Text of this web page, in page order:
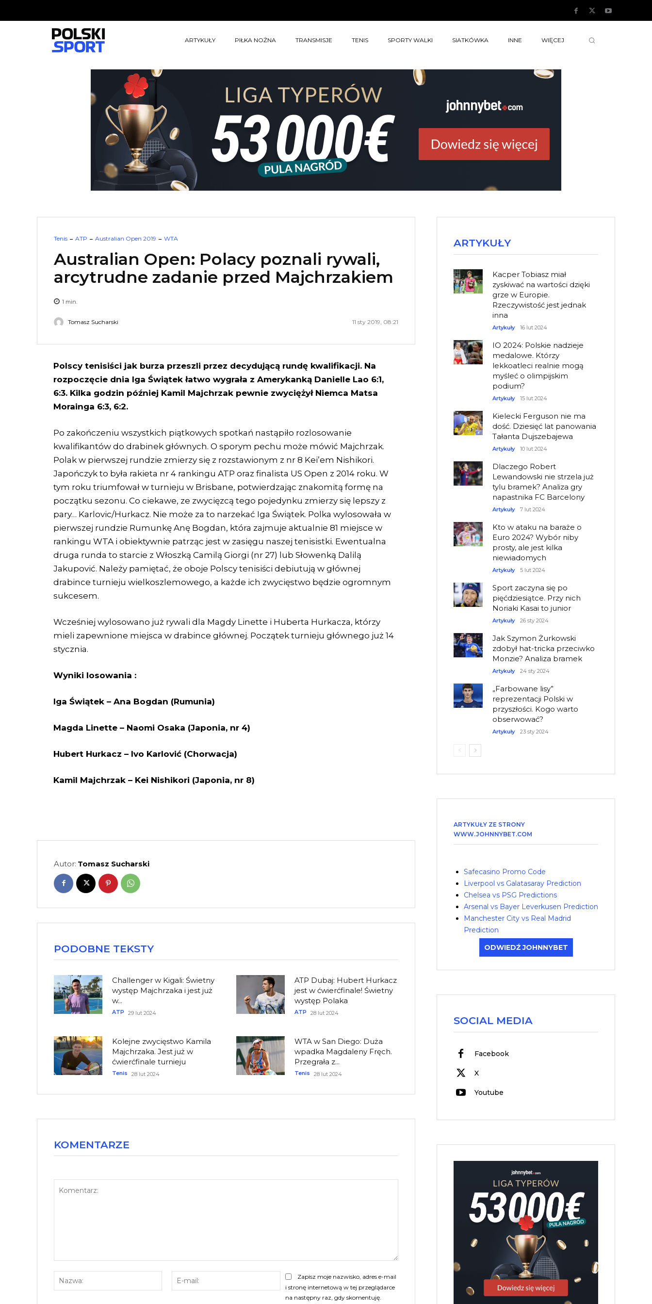
ARTYKUŁY PIŁKA NOŻNA TRANSMISJE TENIS SPORTY WALKI SIATKÓWKA INNE WIĘCEJ
Tenis ATP Australian Open 2019 WTA
Australian Open: Polacy poznali rywali,
arcytrudne zadanie przed Majchrzakiem
1 min.
Tomasz Sucharski 11 sty 2019, 08:21
Polscy tenisiści jak burza przeszli przez decydującą rundę kwalifikacji. Na
rozpoczęcie dnia Iga Świątek łatwo wygrała z Amerykanką Danielle Lao 6:1,
6:3. Kilka godzin później Kamil Majchrzak pewnie zwyciężył Niemca Matsa
Morainga 6:3, 6:2.
Po zakończeniu wszystkich piątkowych spotkań nastąpiło rozlosowanie
kwalifikantów do drabinek głównych. O sporym pechu może mówić Majchrzak.
Polak w pierwszej rundzie zmierzy się z rozstawionym z nr 8 Kei’em Nishikori.
Japończyk to była rakieta nr 4 rankingu ATP oraz finalista US Open z 2014 roku. W
tym roku triumfował w turnieju w Brisbane, potwierdzając znakomitą formę na
początku sezonu. Co ciekawe, ze zwycięzcą tego pojedynku zmierzy się lepszy z
pary… Karlovic/Hurkacz. Nie może za to narzekać Iga Świątek. Polka wylosowała w
pierwszej rundzie Rumunkę Anę Bogdan, która zajmuje aktualnie 81 miejsce w
rankingu WTA i obiektywnie patrząc jest w zasięgu naszej tenisistki. Ewentualna
druga runda to starcie z Włoszką Camilą Giorgi (nr 27) lub Słowenką Dalilą
Jakupović. Należy pamiętać, że oboje Polscy tenisiści debiutują w głównej
drabince turnieju wielkoszlemowego, a każde ich zwycięstwo będzie ogromnym
sukcesem.
Wcześniej wylosowano już rywali dla Magdy Linette i Huberta Hurkacza, którzy
mieli zapewnione miejsca w drabince głównej. Początek turnieju głównego już 14
stycznia.
Wyniki losowania :
Iga Świątek – Ana Bogdan (Rumunia)
Magda Linette – Naomi Osaka (Japonia, nr 4)
Hubert Hurkacz – Ivo Karlović (Chorwacja)
Kamil Majchrzak – Kei Nishikori (Japonia, nr 8)
Autor: Tomasz Sucharski
PODOBNE TEKSTY
Challenger w Kigali: Świetny
występ Majchrzaka i jest już
w...
ATP 29 lut 2024
ATP Dubaj: Hubert Hurkacz
jest w ćwierćfinale! Świetny
występ Polaka
ATP 28 lut 2024
Kolejne zwycięstwo Kamila
Majchrzaka. Jest już w
ćwierćfinale turnieju
Tenis 28 lut 2024
WTA w San Diego: Duża
wpadka Magdaleny Fręch.
Przegrała z...
Tenis 28 lut 2024
KOMENTARZE
E-
mail:
Zapisz moje nazwisko, adres e-mail
i stronę internetową w tej przeglądarce
na następny raz, gdy skomentuję.
ARTYKUŁY
Kacper Tobiasz miał
zyskiwać na wartości dzięki
grze w Europie.
Rzeczywistość jest jednak
inna
Artykuły 16 lut 2024
IO 2024: Polskie nadzieje
medalowe. Którzy
lekkoatleci realnie mogą
myśleć o olimpijskim
podium?
Artykuły 15 lut 2024
Kielecki Ferguson nie ma
dość. Dziesięć lat panowania
Tałanta Dujszebajewa
Artykuły 10 lut 2024
Dlaczego Robert
Lewandowski nie strzela już
tylu bramek? Analiza gry
napastnika FC Barcelony
Artykuły 7 lut 2024
Kto w ataku na baraże o
Euro 2024? Wybór niby
prosty, ale jest kilka
niewiadomych
Artykuły 5 lut 2024
Sport zaczyna się po
pięćdziesiątce. Przy nich
Noriaki Kasai to junior
Artykuły 26 sty 2024
Jak Szymon Żurkowski
zdobył hat-tricka przeciwko
Monzie? Analiza bramek
Artykuły 24 sty 2024
„Farbowane lisy”
reprezentacji Polski w
przyszłości. Kogo warto
obserwować?
Artykuły 23 sty 2024
ARTYKUŁY ZE STRONY
WWW.JOHNNYBET.COM
Safecasino Promo Code
Liverpool vs Galatasaray Prediction
Chelsea vs PSG Predictions
Arsenal vs Bayer Leverkusen Prediction
Manchester City vs Real Madrid
Prediction
ODWIEDŹ JOHNNYBET
SOCIAL MEDIA
Facebook
X
Youtube